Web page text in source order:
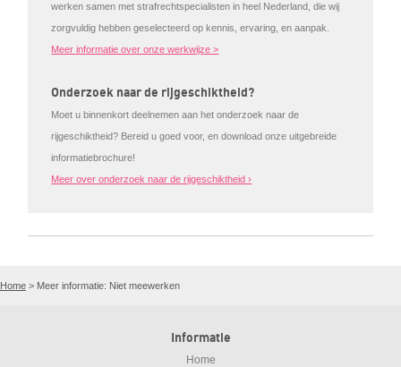
werken samen met strafrechtspecialisten in heel Nederland, die wij
zorgvuldig hebben geselecteerd op kennis, ervaring, en aanpak.
Meer informatie over onze werkwijze >
Onderzoek naar de rijgeschiktheid?
Moet u binnenkort deelnemen aan het onderzoek naar de
rijgeschiktheid? Bereid u goed voor, en download onze uitgebreide
informatiebrochure!
Meer over onderzoek naar de rijgeschiktheid ›
Home > Meer informatie: Niet meewerken
Informatie
Home